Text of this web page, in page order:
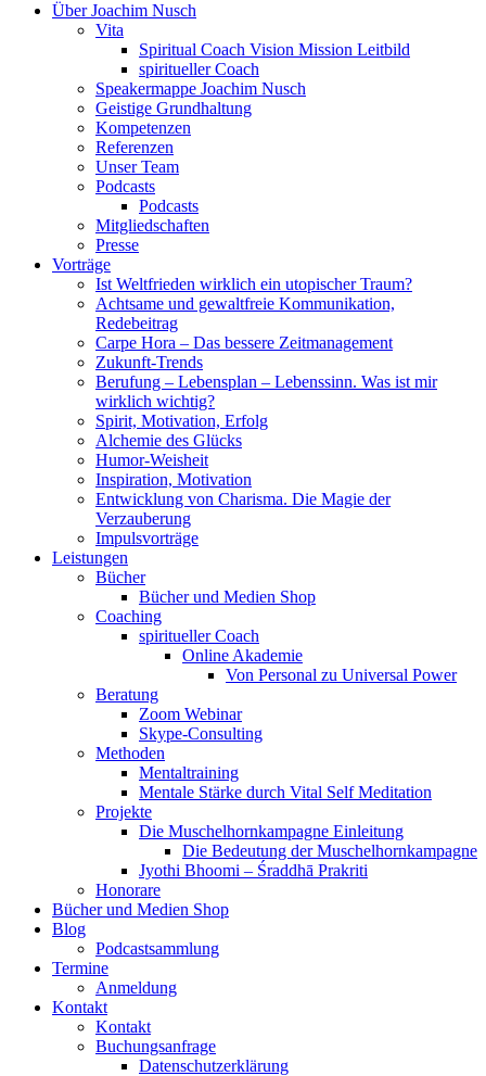
Über Joachim Nusch
Vita
Spiritual Coach Vision Mission Leitbild
spiritueller Coach
Speakermappe Joachim Nusch
Geistige Grundhaltung
Kompetenzen
Referenzen
Unser Team
Podcasts
Podcasts
Mitgliedschaften
Presse
Vorträge
Ist Weltfrieden wirklich ein utopischer Traum?
Achtsame und gewaltfreie Kommunikation,
Redebeitrag
Carpe Hora – Das bessere Zeitmanagement
Zukunft-Trends
Berufung – Lebensplan – Lebenssinn. Was ist mir
wirklich wichtig?
Spirit, Motivation, Erfolg
Alchemie des Glücks
Humor-Weisheit
Inspiration, Motivation
Entwicklung von Charisma. Die Magie der
Verzauberung
Impulsvorträge
Leistungen
Bücher
Bücher und Medien Shop
Coaching
spiritueller Coach
Online Akademie
Von Personal zu Universal Power
Beratung
Zoom Webinar
Skype-Consulting
Methoden
Mentaltraining
Mentale Stärke durch Vital Self Meditation
Projekte
Die Muschelhornkampagne Einleitung
Die Bedeutung der Muschelhornkampagne
Jyothi Bhoomi – Śraddhā Prakriti
Honorare
Bücher und Medien Shop
Blog
Podcastsammlung
Termine
Anmeldung
Kontakt
Kontakt
Buchungsanfrage
Datenschutzerklärung